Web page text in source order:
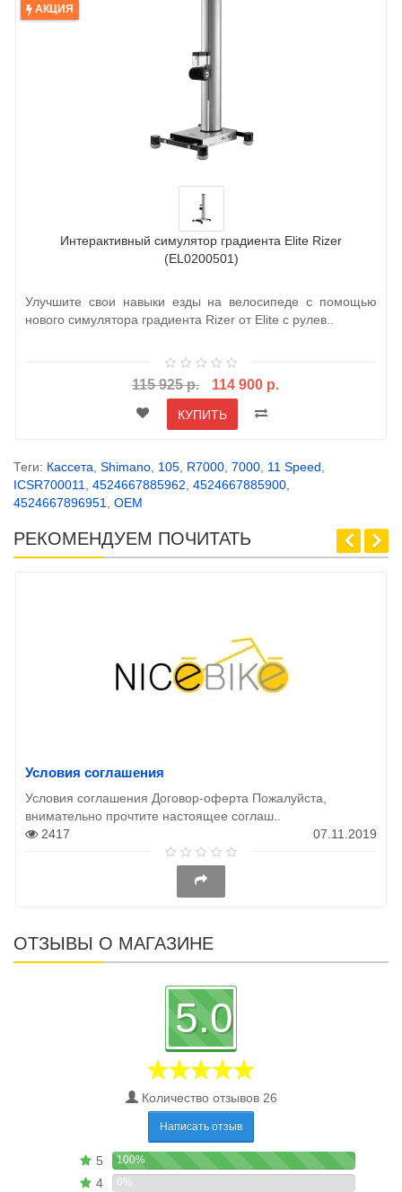
АКЦИЯ
Интерактивный симулятор градиента Elite Rizer
(EL0200501)
Улучшите свои навыки езды на велосипеде с помощью
нового симулятора градиента Rizer от Elite с рулев..
115 925 р. 114 900 р.
КУПИТЬ
Теги: Кассета, Shimano, 105, R7000, 7000, 11 Speed,
ICSR700011, 4524667885962, 4524667885900,
4524667896951, OEM
РЕКОМЕНДУЕМ ПОЧИТАТЬ
Условия соглашения
Условия соглашения Договор-оферта Пожалуйста,
внимательно прочтите настоящее соглаш..
2417
07.11.2019
ОТЗЫВЫ О МАГАЗИНЕ
5.0
Количество отзывов 26
Написать отзыв
5 100%
4 0%